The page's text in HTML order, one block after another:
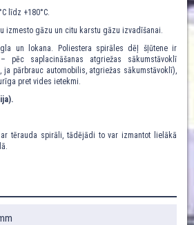
līdz +180°C.
izmesto gāzu un citu karstu gāzu izvadīšanai.
un lokana. Poliestera spirāles dēļ šļūtene ir
pēc saplacināšanas atgriežas sākumstāvoklī
ja pārbrauc automobilis, atgriežas sākumstāvoklī),
pret vides ietekmi.
tērauda spirāli, tādējādi to var izmantot lielākā